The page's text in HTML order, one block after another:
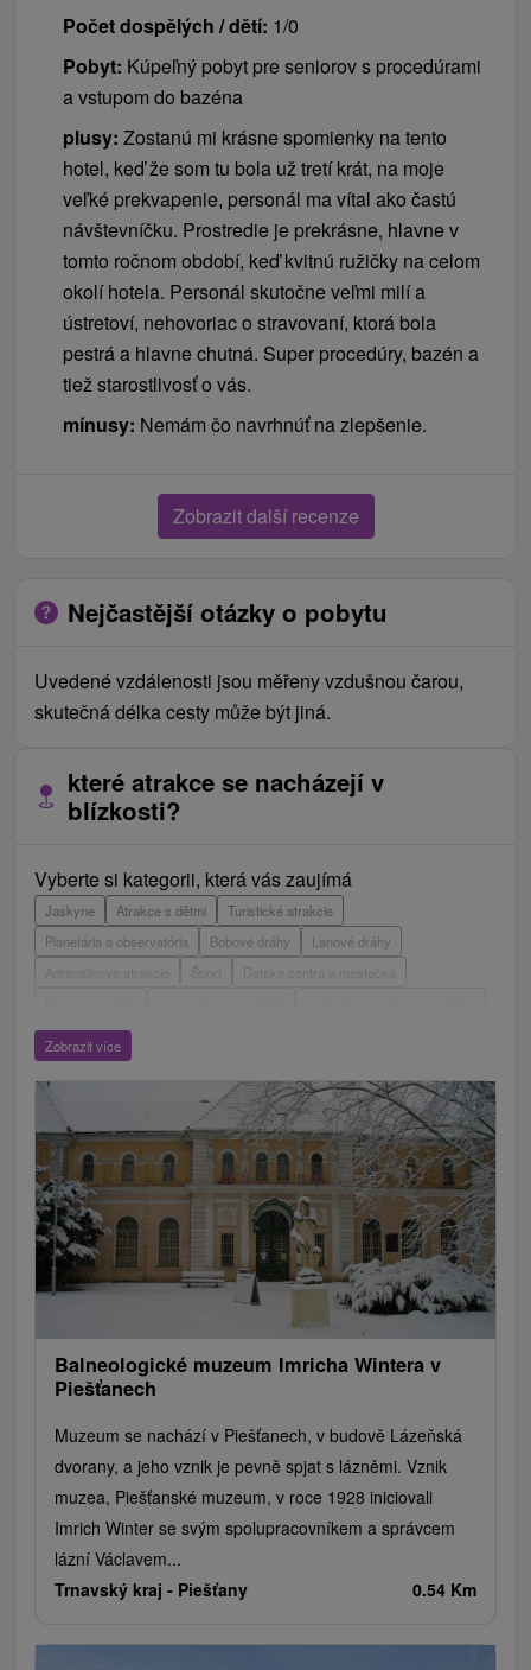
Počet dospělých / dětí: 1/0
Pobyt: Kúpeľný pobyt pre seniorov s procedúrami
a vstupom do bazéna
plusy: Zostanú mi krásne spomienky na tento
hotel, keď že som tu bola už tretí krát, na moje
veľké prekvapenie, personál ma vítal ako častú
návštevníčku. Prostredie je prekrásne, hlavne v
tomto ročnom období, keď kvitnú ružičky na celom
okolí hotela. Personál skutočne veľmi milí a
ústretoví, nehovoriac o stravovaní, ktorá bola
pestrá a hlavne chutná. Super procedúry, bazén a
tiež starostlivosť o vás.
mínusy: Nemám čo navrhnúť na zlepšenie.
Zobrazit další recenze
Nejčastější otázky o pobytu
Uvedené vzdálenosti jsou měřeny vzdušnou čarou,
skutečná délka cesty může být jiná.
které atrakce se nacházejí v
blízkosti?
Vyberte si kategorii, která vás zaujímá
Jaskyne Atrakce s dětmi
Turistické atrakcie
Planetária a observatória
Bobové dráhy
Lanové dráhy
Adrenalinové atrakcie
Detské centrá a mestečká
ZOO a zvieracie farmy
Mestské a zámocké parky
Technické pamiatky
Pamätníky
Vodopády
Drevené kostolíky Hrady, zámky, zrúcaniny
Skanzeny
Aquaparky, kúpaliská
Pramene Divadlá
Jazda na koni
Túry a turistické chodníky
Kaštiele Horské chaty
Sakrálne miesta
Plte, rafting, splavy
Architektonické stavby
Lyžiarske strediská
Golfové ihriská
Motokárové dráhy
Amfiteátre a kiná v prírode
Vínne cesty
Cyklotrasy
Zobrazit více
Balneologické muzeum Imricha Wintera v
Piešťanech
Muzeum se nachází v Piešťanech, v budově Lázeňská
dvorany, a jeho vznik je pevně spjat s lázněmi. Vznik
muzea, Piešťanské muzeum, v roce 1928 iniciovali
Imrich Winter se svým spolupracovníkem a správcem
lázní Václavem...
Trnavský kraj - Piešťany 0.54 Km